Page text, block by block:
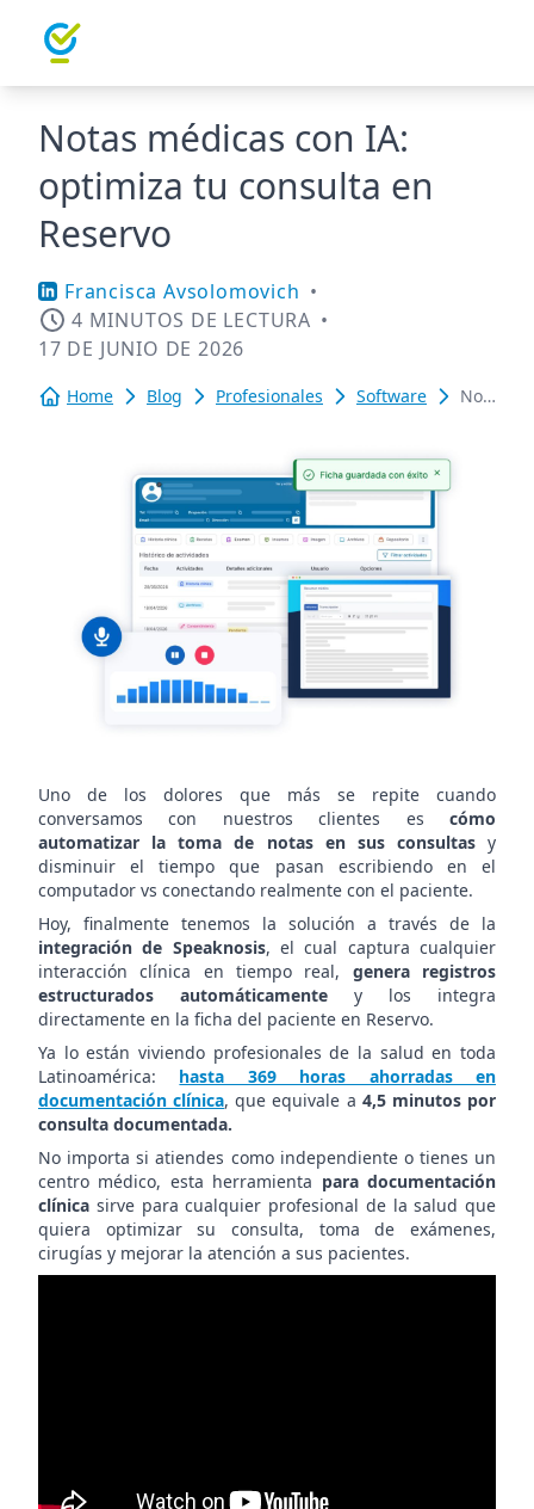
Notas médicas con IA:
optimiza tu consulta en
Reservo
Francisca Avsolomovich •
4 MINUTOS DE LECTURA •
17 DE JUNIO DE 2026
Home Blog Profesionales Software
Notas
Uno de los dolores que más se repite cuando
conversamos con nuestros clientes es cómo
automatizar la toma de notas en sus consultasy
disminuir el tiempo que pasan escribiendo en el
computador vs conectando realmente con el paciente.
Hoy, finalmente tenemos la solución a través de la
integración de Speaknosis, el cual captura cualquier
interacción clínica en tiempo real, genera registros
estructurados automáticamente y los integra
directamente en la ficha del paciente en Reservo.
Ya lo están viviendo profesionales de la salud en toda
Latinoamérica: hasta 369 horas ahorradas en
documentación clínica, que equivale a 4,5 minutos por
consulta documentada.
No importa si atiendes como independiente o tienes un
centro médico, esta herramienta para documentación
clínica sirve para cualquier profesional de la salud que
quiera optimizar su consulta, toma de exámenes,
cirugías y mejorar la atención a sus pacientes.